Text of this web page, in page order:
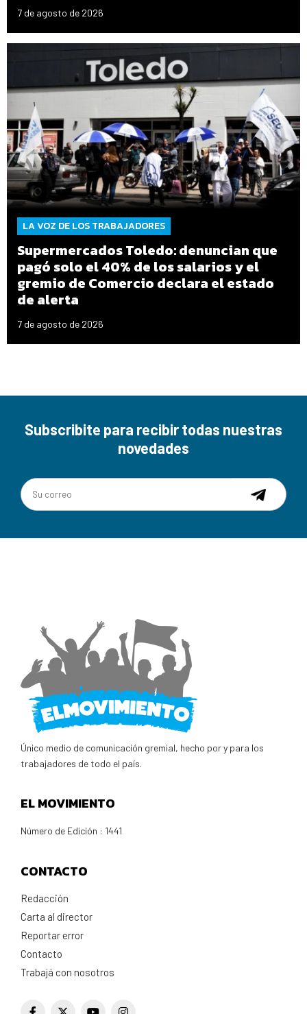
7 de agosto de 2026
LA VOZ DE LOS TRABAJADORES
Supermercados Toledo: denuncian que
pagó solo el 40% de los salarios y el
gremio de Comercio declara el estado
de alerta
7 de agosto de 2026
Subscribite para recibir todas nuestras
novedades
Único medio de comunicación gremial, hecho por y para los
trabajadores de todo el país.
EL MOVIMIENTO
Número de Edición : 1441
CONTACTO
Redacción
Carta al director
Reportar error
Contacto
Trabajá con nosotros